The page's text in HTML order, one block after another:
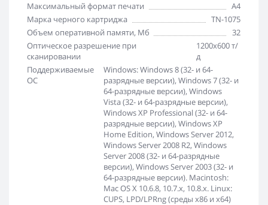
Максимальный формат печати
A4
Марка черного картриджа
TN-1075
Объем оперативной памяти, Мб
32
Оптическое разрешение при
сканировании
1200x600 т/
д
Поддерживаемые
ОС
Windows: Windows 8 (32- и 64-
разрядные версии), Windows 7 (32- и
64-разрядные версии), Windows
Vista (32- и 64-разрядные версии),
Windows XP Professional (32- и 64-
разрядные версии), Windows XP
Home Edition, Windows Server 2012,
Windows Server 2008 R2, Windows
Server 2008 (32- и 64-разрядные
версии), Windows Server 2003 (32- и
64-разрядные версии). Macintosh:
Mac OS X 10.6.8, 10.7.x, 10.8.x. Linux:
CUPS, LPD/LPRng (среды x86 и x64)